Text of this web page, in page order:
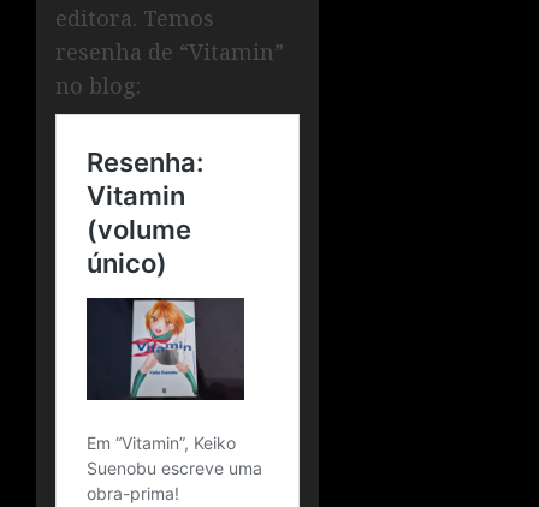
editora. Temos
resenha de “Vitamin”
no blog: